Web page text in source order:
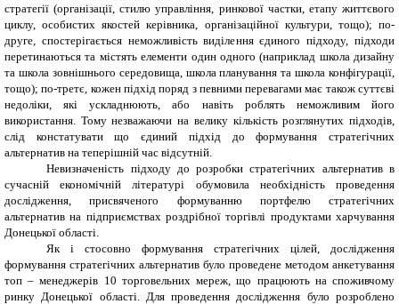
стратегії (організації, стилю управління, ринкової частки, етапу життєвого
циклу, особистих якостей керівника, організаційної культури, тощо); по-
друге, спостерігається неможливість виділення єдиного підходу, підходи
перетинаються та містять елементи один одного (наприклад школа дизайну
та школа зовнішнього середовища, школа планування та школа конфігурації,
тощо); по-третє, кожен підхід поряд з певними перевагами має також суттєві
недоліки, які ускладнюють, або навіть роблять неможливим його
використання. Тому незважаючи на велику кількість розглянутих підходів,
слід констатувати що єдиний підхід до формування стратегічних
альтернатив на теперішній час відсутній.
Невизначеність підходу до розробки стратегічних альтернатив в
сучасній економічній літературі обумовила необхідність проведення
дослідження, присвяченого формуванню портфелю стратегічних
альтернатив на підприємствах роздрібної торгівлі продуктами харчування
Донецької області.
Як і стосовно формування стратегічних цілей, дослідження
формування стратегічних альтернатив було проведене методом анкетування
топ – менеджерів 10 торговельних мереж, що працюють на споживчому
ринку Донецької області. Для проведення дослідження було розроблено